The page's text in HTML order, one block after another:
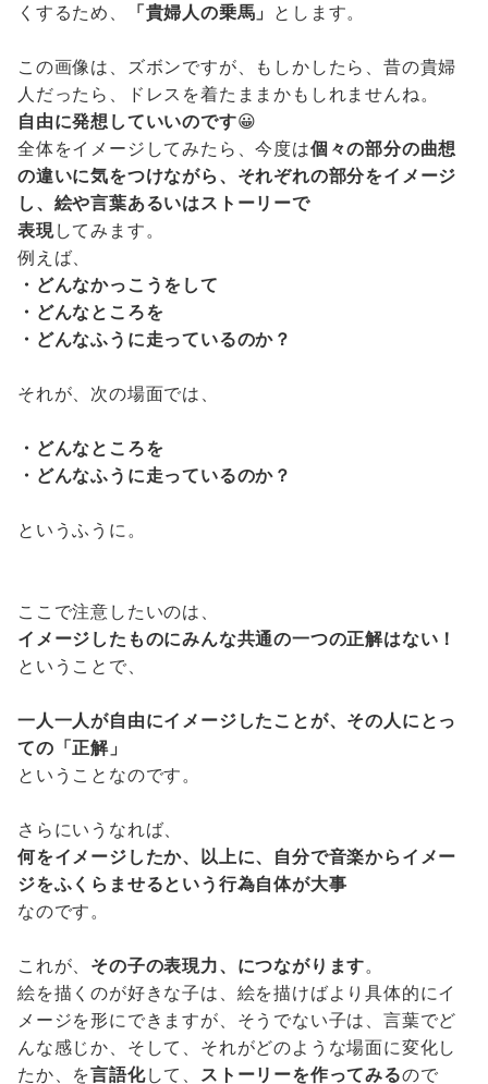
くするため、
「貴婦人の乗馬」 とします。
この画像は、ズボンですが、もしかしたら、昔の貴婦
人だったら、ドレスを着たままかもしれませんね。
自由に発想していいのです😀
全体をイメージしてみたら、今度は個々の部分の曲想
の違いに気をつけながら、それぞれの部分をイメージ
し、絵や言葉あるいはストーリーで
表現してみます。
例えば、
・どんなかっこうをして
・どんなところを
・どんなふうに走っているのか？
それが、次の場面では、
・どんなところを
・どんなふうに走っているのか？
というふうに。
ここで注意したいのは、
イメージしたものにみんな共通の一つの正解はない！
ということで、
一人一人が自由にイメージしたことが、その人にとっ
ての「正解」
ということなのです。
さらにいうなれば、
何をイメージしたか、以上に、自分で音楽からイメー
ジをふくらませるという行為自体が大事
なのです。
これが、 その子の表現力、につながります。
絵を描くのが好きな子は、絵を描けばより具体的にイ
メージを形にできますが、そうでない子は、言葉でど
んな感じか、そして、それがどのような場面に変化し
たか、を言語化して、 ストーリーを作ってみるので